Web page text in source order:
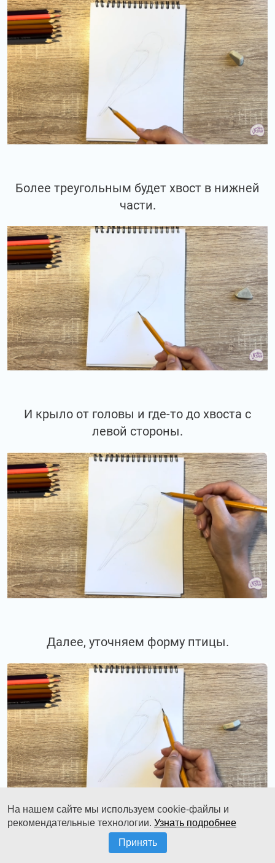
Более треугольным будет хвост в нижней
части.
И крыло от головы и где-то до хвоста с
левой стороны.
Далее, уточняем форму птицы.
Придаем ей более фактурный контур,
На нашем сайте мы используем cookie-файлы и
рекомендательные технологии. Узнать подробнее
Принять